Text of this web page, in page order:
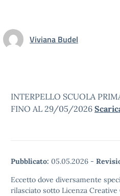
Viviana Budel
INTERPELLO SCUOLA
FINO AL 29/05/2026
Pubblicato: 05.05.2026 -
Eccetto dove diversamente
rilasciato sotto Licenza